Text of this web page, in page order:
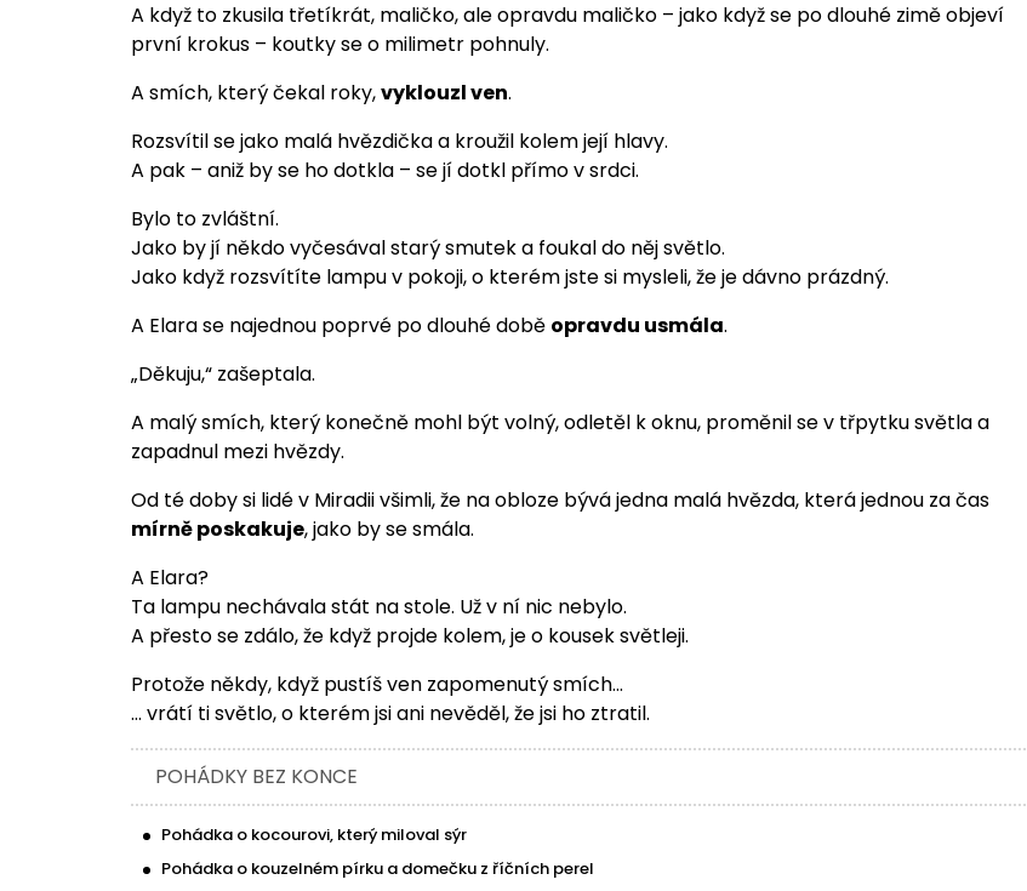
A když to zkusila třetíkrát, maličko, ale opravdu maličko – jako když se po dlouhé zimě objeví
první krokus – koutky se o milimetr pohnuly.
A smích, který čekal roky,vyklouzl ven.
Rozsvítil se jako malá hvězdička a kroužil kolem její hlavy.
A pak – aniž by se ho dotkla – se jí dotkl přímo v srdci.
Bylo to zvláštní.
Jako by jí někdo vyčesával starý smutek a foukal do něj světlo.
Jako když rozsvítíte lampu v pokoji, o kterém jste si mysleli, že je dávno prázdný.
A Elara se najednou poprvé po dlouhé době opravdu usmála.
„Děkuju,“ zašeptala.
A malý smích, který konečně mohl být volný, odletěl k oknu, proměnil se v třpytku světla a
zapadnul mezi hvězdy.
Od té doby si lidé v Miradii všimli, že na obloze bývá jedna malá hvězda, která jednou za čas
mírně poskakuje, jako by se smála.
A Elara?
Ta lampu nechávala stát na stole. Už v ní nic nebylo.
A přesto se zdálo, že když projde kolem, je o kousek světleji.
Protože někdy, když pustíš ven zapomenutý smích…
… vrátí ti světlo, o kterém jsi ani nevěděl, že jsi ho ztratil.
POHÁDKY BEZ KONCE
Pohádka o kocourovi, který miloval sýr
Pohádka o kouzelném pírku a domečku z říčních perel